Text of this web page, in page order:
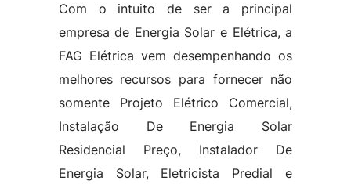
Com o intuito de ser a principal
empresa de Energia Solar e Elétrica, a
FAG Elétrica vem desempenhando os
melhores recursos para fornecer não
somente Projeto Elétrico Comercial,
Instalação De Energia Solar
Residencial Preço, Instalador De
Energia Solar, Eletricista Predial e